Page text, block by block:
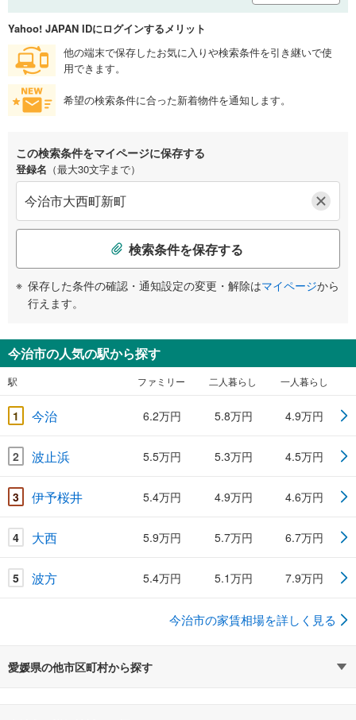
Yahoo! JAPAN IDにログインするメリット
他の端末で保存したお気に入りや検索条件を引き継いで使
用できます。
希望の検索条件に合った新着物件を通知します。
この検索条件をマイページに保存する
登録名 （最大30文字まで）
検索条件を保存する
保存した条件の確認・通知設定の変更・解除はマイページから
行えます。
今治市の人気の駅から探す
駅 ファミリー 二人暮らし 一人暮らし
1 今治 6.2万円 5.8万円 4.9万円
2 波止浜 5.5万円 5.3万円 4.5万円
3 伊予桜井 5.4万円 4.9万円 4.6万円
4 大西 5.9万円 5.7万円 6.7万円
5 波方 5.4万円 5.1万円 7.9万円
今治市の家賃相場を詳しく見る
愛媛県の他市区町村から探す